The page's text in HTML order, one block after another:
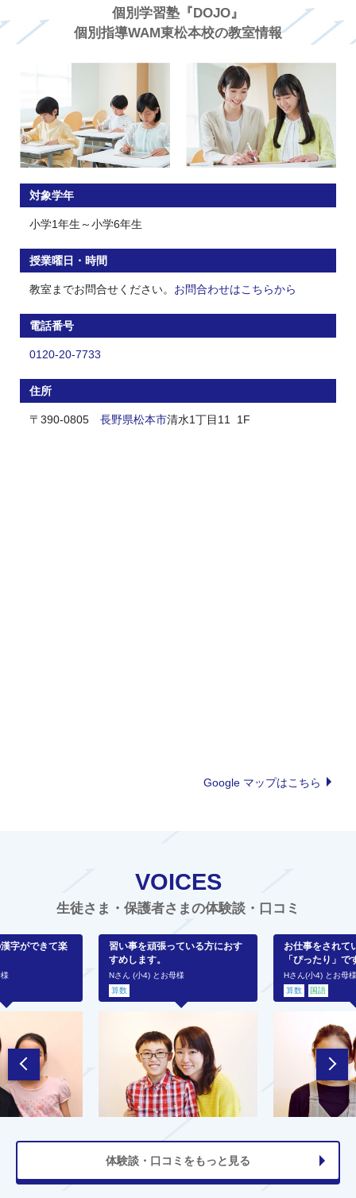
個別学習塾『DOJO』
個別指導WAM東松本校の教室情報
対象学年
小学1年生～小学6年生
授業曜日・時間
教室までお問合せください。 お問合わせはこちらから
電話番号
0120-20-7733
住所
〒390-0805 長野県松本市清水1丁目11 1F
Google マップはこちら
VOICES
生徒さま・保護者さまの体験談・口コミ
字ができて楽
習い事を頑張っている方におす
すめします。
Nさん (小4) とお母様
算数
お仕事をされて
「ぴったり」で
Hさん(小4) とお母
算数
国語
体験談・口コミをもっと見る